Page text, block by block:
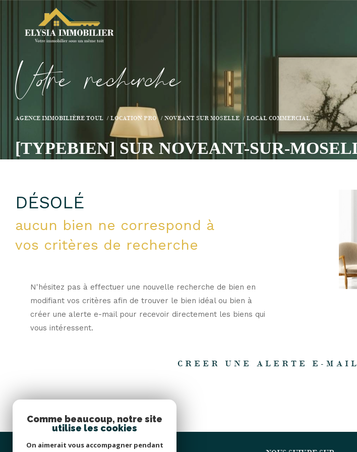
Vore recece
AGENCE IMMOBILIÈRE TOUL LOCATION PRO NOVEANT SUR MOSELLE LOCAL COMMERCIAL
[TYPEBIEN] SUR NOVEANT-SUR-
DÉSOLÉ
aucun bien ne correspond à
vos critères de recherche
N'hésitez pas à effectuer une nouvelle recherche de bien en
modifiant vos critères afin de trouver le bien idéal ou bien à
créer une alerte e-mail pour recevoir directement les biens qui
vous intéressent.
CREER UNE ALERTE E-MAIL
Comme beaucoup, notre site
utilise les cookies
On aimerait vous accompagner pendant